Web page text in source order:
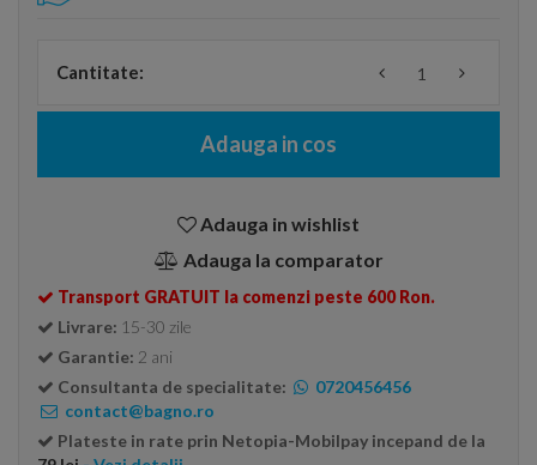
Cantitate:
Adauga in cos
Adauga in wishlist
Adauga la comparator
Transport GRATUIT la comenzi peste 600 Ron.
Livrare: 15-30 zile
Garantie: 2 ani
Consultanta de specialitate:
0720456456
contact@bagno.ro
Plateste in rate prin Netopia-Mobilpay incepand de la